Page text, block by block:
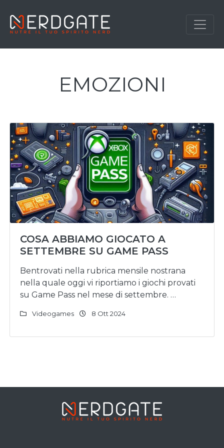
EMOZIONI
COSA ABBIAMO GIOCATO A
SETTEMBRE SU GAME PASS
Bentrovati nella rubrica mensile nostrana
nella quale oggi vi riportiamo i giochi provati
su Game Pass nel mese di settembre. …
Videogames 8 Ott 2024